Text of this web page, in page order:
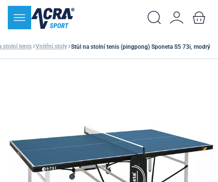
stolní tenis Vnitřní stoly Stůl na stolní tenis (pingpong) Sponeta S5 73i, modrý